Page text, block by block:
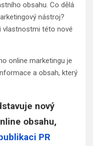
obsahu. Co dělá
nástroj?
vlastnostmi této nové
online marketingu je
a obsah, který
nový
obsahu,
PR